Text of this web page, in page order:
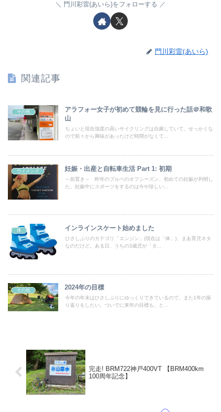
門川彩雷(あいら)をフォローする
門川彩雷(あいら)
関連記事
その他
アラフォー女子が初めて競輪を見に行った話＠和歌
山
ちょいと現在強度の高いサイクリングは自粛していて、せっかくな
ので前々から興味があったけど時間がなくて...
ウィメンズ 妊娠・出産と自転車生活 Part 1: 初期
～前置き～ 昨年のブルベのオフシーズン、初めての妊娠が判明し
た。妊娠中にスポーツをするのは今や珍しい...
体 インラインスケート始めました
ひさしぶりのカテゴリ「エンジン」(現在は「体」)、まあ育児ネタ
なのだけど。ある日、うちの3歳児が「タ...
その他 2024年の目標
今年の年末はひさしぶりにゆっくりできているので、また1年の振
り返りをしたい。ついでに来年の目標も、と...
完走! BRM722神戸400VT 【BRM400km
100周年記念】